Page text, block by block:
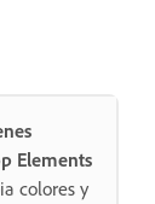
Elements
colores y